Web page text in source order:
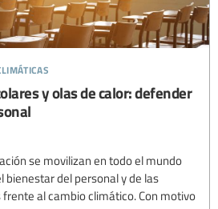
y olas de calor: defender
se movilizan en todo el mundo
bienestar del personal y de las
al cambio climático. Con motivo